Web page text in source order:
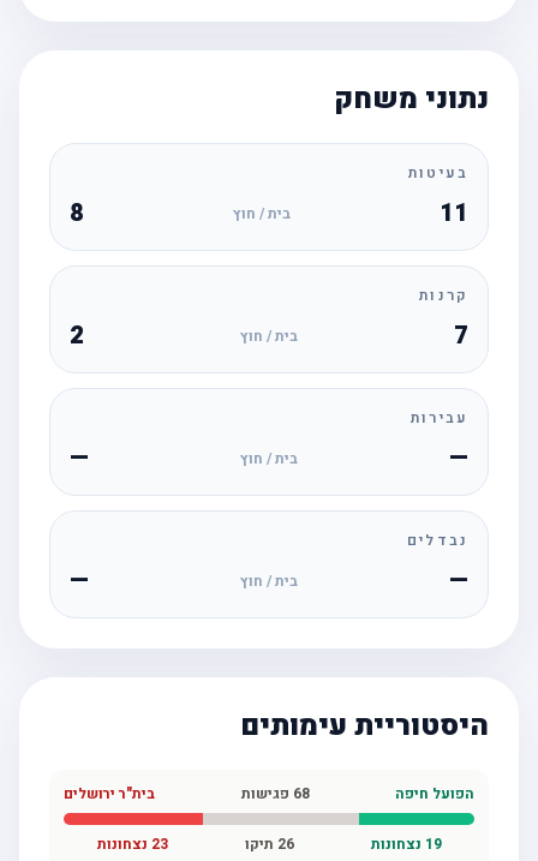
נתוני משחק
בעיטות
11 בית / חוץ
קרנות
בית / חוץ
עבירות
— בית / חוץ —
נבדלים
— בית / חוץ —
היסטוריית עימותים
הפועל חיפה 68פגישות בית"ר ירושלים
19נצחונות 26תיקו 23נצחונות